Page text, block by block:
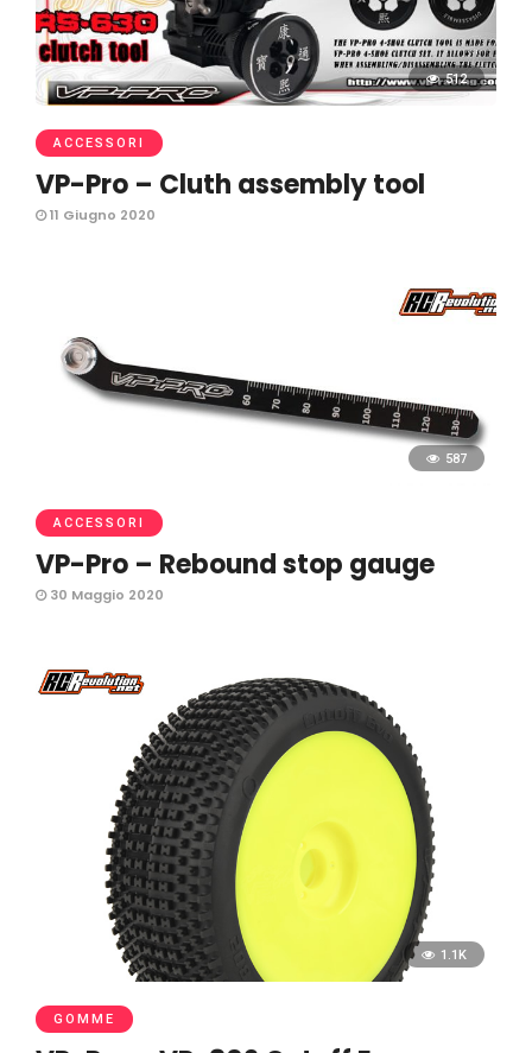
512
ACCESSORI
VP-Pro – Cluth assembly tool
11 Giugno 2020
587
ACCESSORI
VP-Pro – Rebound stop gauge
30 Maggio 2020
1.1K
GOMME